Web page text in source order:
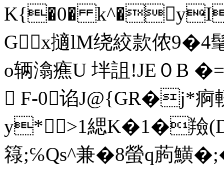
K{�0�
Gx擿lM绕絞款侬9�4
o辆潝癄U 坢詛! JE０B �
 F-0谄J@{GR�j*痾
y*>1緦K�1�羷
簶;℅Qs^兼�8螢q葋鱑